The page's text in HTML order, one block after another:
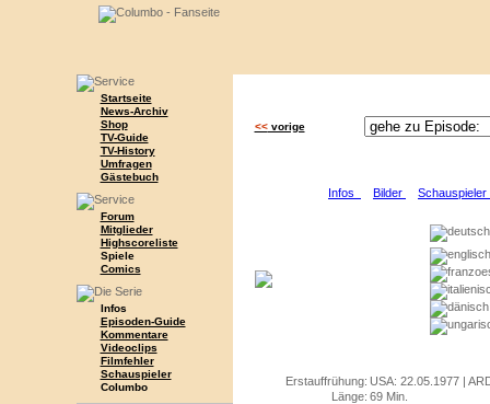
Startseite
News-Archiv
Shop
TV-Guide
TV-History
Umfragen
Gästebuch
Forum
Mitglieder
Highscoreliste
Spiele
Comics
Infos
Episoden-Guide
Kommentare
Videoclips
Filmfehler
Schauspieler
Columbo
<<vorige
Infos Bilder
Erstauffrühung: USA: 22.05.1977 |
Länge: 69 Min.